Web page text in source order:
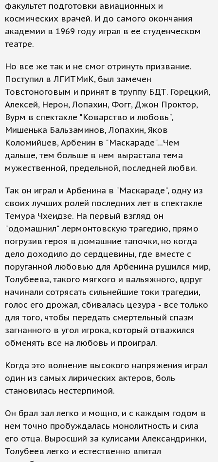
факультет подготовки авиационных и
космических врачей. И до самого окончания
академии в 1969 году играл в ее студенческом
театре.
Но все же так и не смог отринуть призвание.
Поступил в ЛГИТМиК, был замечен
Товстоноговым и принят в труппу БДТ. Горецкий,
Алексей, Нерон, Лопахин, Фогг, Джон Проктор,
Вурм в спектакле "Коварство и любовь",
Мишенька Бальзаминов, Лопахин, Яков
Коломийцев, Арбенин в "Маскараде"...Чем
дальше, тем больше в нем вырастала тема
мужественной, предельной, последней любви.
Так он играл и Арбенина в "Маскараде", одну из
своих лучших ролей последних лет в спектакле
Темура Чхеидзе. На первый взгляд он
"одомашнил" лермонтовскую трагедию, прямо
погрузив героя в домашние тапочки, но когда
дело доходило до сердцевины, где вместе с
поруганной любовью для Арбенина рушился мир,
Толубеева, такого мягкого и вальяжного, вдруг
начинали сотрясать сильнейшие токи трагедии,
голос его дрожал, сбивалась цезура - все только
для того, чтобы передать смертельный спазм
загнанного в угол игрока, который отважился
обменять все на любовь и проиграл.
Когда это волнение высокого напряжения играл
один из самых лирических актеров, боль
становилась нестерпимой.
Он брал зал легко и мощно, и с каждым годом в
нем точно пробуждалась монолитность и сила
его отца. Выросший за кулисами Александринки,
Толубеев легко и естественно впитал